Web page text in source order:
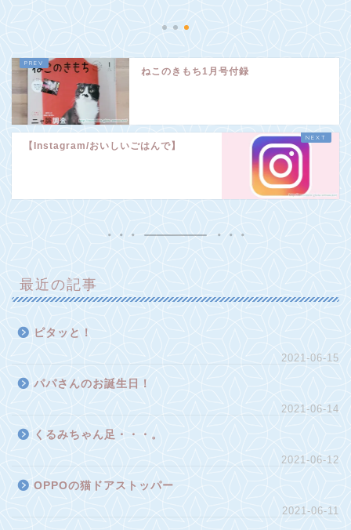
ねこのきもち1月号付録
【Instagram/おいしいごはんで】
最近の記事
ピタッと！
2021-06-15
パパさんのお誕生日！
2021-06-14
くるみちゃん足・・・。
2021-06-12
OPPOの猫ドアストッパー
2021-06-11